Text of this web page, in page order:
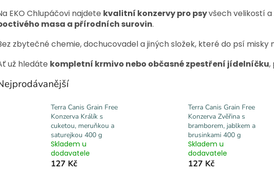
EKO Chlupáčovi najdete kvalitní konzervy pro psyvšech velikostí
masa a přírodních surovin.
zbytečné chemie, dochucovadel a jiných složek, které do psí misky
už hledáte kompletní krmivo nebo občasné zpestření jídelníčku,
Terra Canis Grain Free
Konzerva Králík s
cuketou, meruňkou a
saturejkou 400 g
Skladem u
dodavatele
127 Kč
Terra Canis Grain Free
Konzerva Zvěřina s
bramborem, jablkem a
brusinkami 400 g
Skladem u
dodavatele
127 Kč